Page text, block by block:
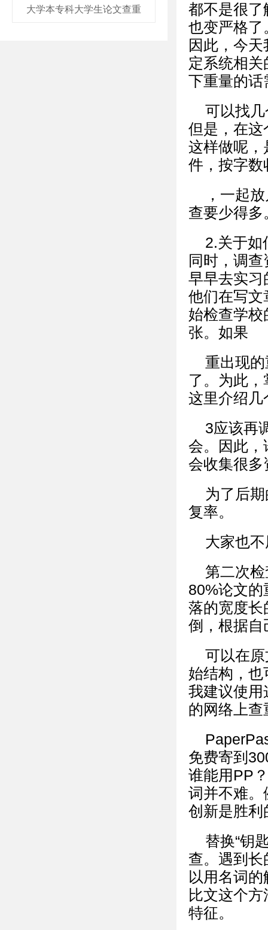
大学本专科大学生论文查重
都不是很了
也变严格了
因此，今
定系统相
下重量的话
可以找
但是，在这
这样做呢，
件，按字数
，一起
查要少得多
2.关于如
同时，调
早早去实习
他们在写文
始检查学校
张。如果
重出现
了。为此
这里介绍几
3应该再
会。因此，
会收集很多
为了后
复率。
大家也
第二次
80%论文
落的宽度长
倒，根据自
可以在
始结构，也
我建议使用
的网络上
免费寄到
谁能用PP
词并不难。
创新是胜利
替换“钥
查。遇到长
以用名词
比文这个
特征。